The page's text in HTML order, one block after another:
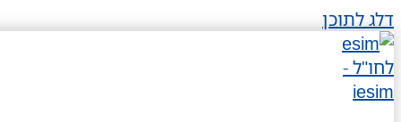
דלג לתוכן